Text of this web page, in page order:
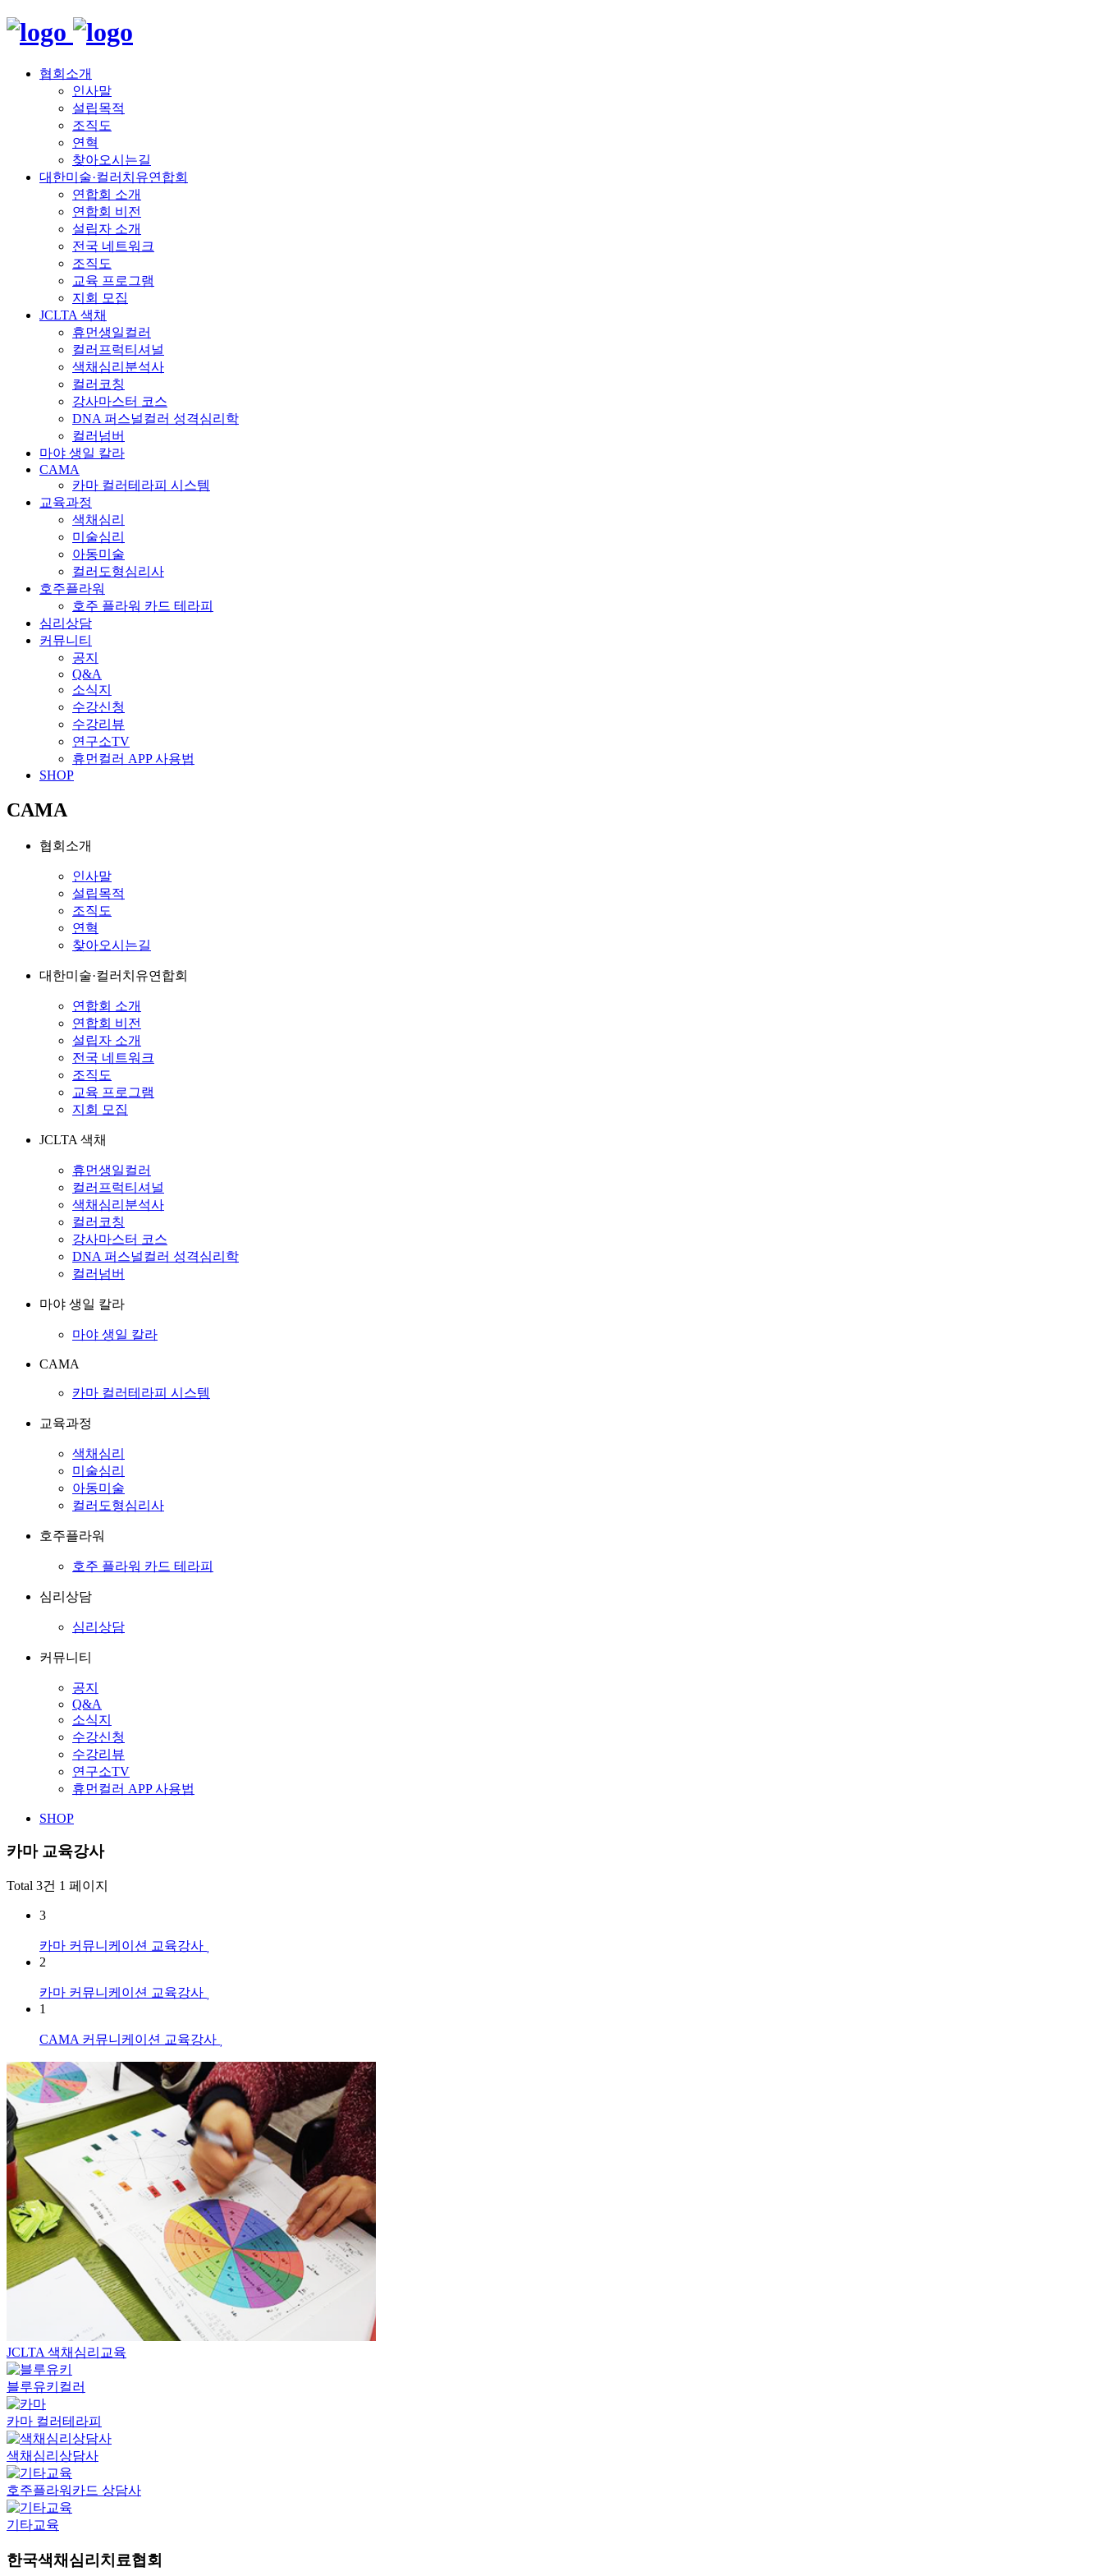
협회소개
인사말
설립목적
조직도
연혁
찾아오시는길
대한미술·컬러치유연합회
연합회 소개
연합회 비전
설립자 소개
전국 네트워크
조직도
교육 프로그램
지회 모집
JCLTA 색채
휴먼생일컬러
컬러프럭티셔널
색채심리분석사
컬러코칭
강사마스터 코스
DNA 퍼스널컬러 성격심리학
컬러넘버
마야 생일 칼라
CAMA
카마 컬러테라피 시스템
교육과정
색채심리
미술심리
아동미술
컬러도형심리사
호주플라워
호주 플라워 카드 테라피
심리상담
커뮤니티
공지
Q&A
소식지
수강신청
수강리뷰
연구소TV
휴먼컬러 APP 사용법
SHOP
CAMA
협회소개
인사말
설립목적
조직도
연혁
찾아오시는길
대한미술·컬러치유연합회
연합회 소개
연합회 비전
설립자 소개
전국 네트워크
조직도
교육 프로그램
지회 모집
JCLTA 색채
휴먼생일컬러
컬러프럭티셔널
색채심리분석사
컬러코칭
강사마스터 코스
DNA 퍼스널컬러 성격심리학
컬러넘버
마야 생일 칼라
마야 생일 칼라
CAMA
카마 컬러테라피 시스템
교육과정
색채심리
미술심리
아동미술
컬러도형심리사
호주플라워
호주 플라워 카드 테라피
심리상담
심리상담
커뮤니티
공지
Q&A
소식지
수강신청
수강리뷰
연구소TV
휴먼컬러 APP 사용법
SHOP
카마 교육강사
Total 3건 1 페이지
3
카마 커뮤니케이션 교육강사
2
카마 커뮤니케이션 교육강사
1
CAMA 커뮤니케이션 교육강사
JCLTA 색채심리교육
블루유키컬러
카마 컬러테라피
색채심리상담사
호주플라워카드 상담사
기타교육
한국색채심리치료협회